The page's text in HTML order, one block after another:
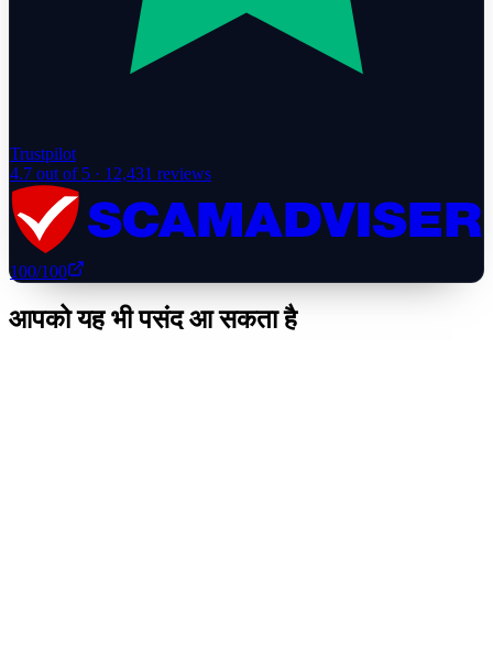
Trustpilot
4.7 out of 5 · 12,431 reviews
100/100
आपको यह भी पसंद आ सकता है